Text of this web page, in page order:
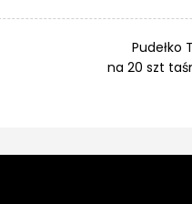
Pudełko
na 20 szt